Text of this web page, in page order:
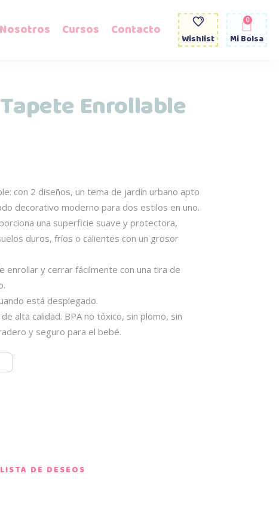
Nosotros Cursos Contacto Wishlist Mi Bolsa
0
Tapete Enrollable
con 2 diseños, un tema de jardín urbano apto
decorativo moderno para dos estilos en uno.
una superficie suave y protectora,
duros, fríos o calientes con un grosor
enrollar y cerrar fácilmente con una tira de
está desplegado.
alta calidad. BPA no tóxico, sin plomo, sin
y seguro para el bebé.
DE DESEOS